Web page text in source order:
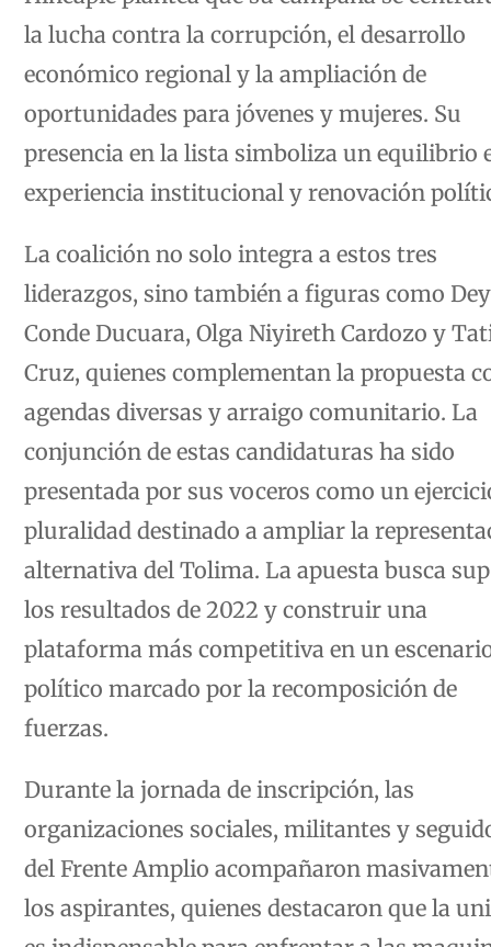
la lucha contra la corrupción, el desarrollo
económico regional y la ampliación de
oportunidades para jóvenes y mujeres. Su
presencia en la lista simboliza un equilibrio
experiencia institucional y renovación
La coalición no solo integra a estos tres
liderazgos, sino también a figuras como
Conde Ducuara, Olga Niyireth Cardozo y
Cruz, quienes complementan la propuesta
agendas diversas y arraigo comunitario. La
conjunción de estas candidaturas ha sido
presentada por sus voceros como un
pluralidad destinado a ampliar la
alternativa del Tolima. La apuesta busca
los resultados de 2022 y construir una
plataforma más competitiva en un
político marcado por la recomposición de
fuerzas.
Durante la jornada de inscripción, las
organizaciones sociales, militantes y
del Frente Amplio acompañaron
los aspirantes, quienes destacaron que la
es indispensable para enfrentar a las